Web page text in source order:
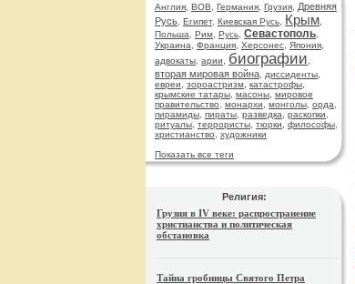
Англия ВОВ Германия Грузия
Древняя
Русь Египет, Киевская Русь Крым
Польша
Рим Русь Севастополь
Украина
Франция Херсонес Япония
адвокаты арии биографии
вторая мировая война диссиденты
евреи
зороастризм катастрофы
крымские татары масоны мировое
правительство
монархи монголы орда
пирамиды пираты разведка раскопки
ритуалы террористы тюрки философы
христианство
художники
Показать все теги
Религия:
Грузия в IV веке: распространение
христианства и политическая
обстановка
Тайна гробницы Святого Петра